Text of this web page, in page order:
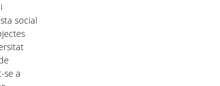
social
se a